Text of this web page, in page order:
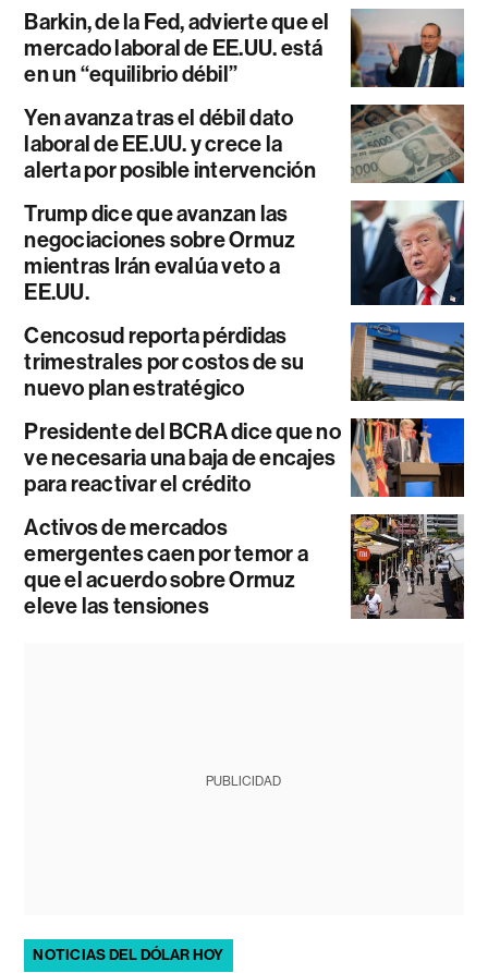
Barkin, de la Fed, advierte que el
mercado laboral de EE.UU. está
en un “equilibrio débil”
Yen avanza tras el débil dato
laboral de EE.UU. y crece la
alerta por posible intervención
Trump dice que avanzan las
negociaciones sobre Ormuz
mientras Irán evalúa veto a
EE.UU.
Cencosud reporta pérdidas
trimestrales por costos de su
nuevo plan estratégico
Presidente del BCRA dice que no
ve necesaria una baja de encajes
para reactivar el crédito
Activos de mercados
emergentes caen por temor a
que el acuerdo sobre Ormuz
eleve las tensiones
PUBLICIDAD
NOTICIAS DEL DÓLAR HOY